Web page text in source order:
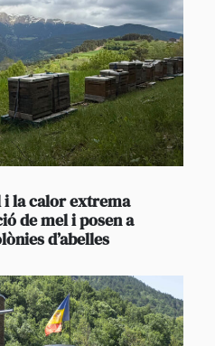
la calor extrema
de mel i posen a
d’abelles